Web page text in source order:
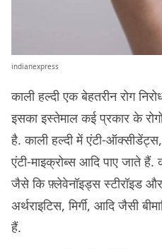
indianexpress
काली हल्दी एक बेहतरीन रोग
इसका इस्तेमाल कई प्रकार के
है. काली हल्दी में एंटी-
एंटी-माइक्रोब्स आदि पाए जाते
जैसे कि फ़्लेवेनॉइड्स स्टीरॉइड
अर्थराइटिस, मिर्गी, आदि जैसी
हैं.